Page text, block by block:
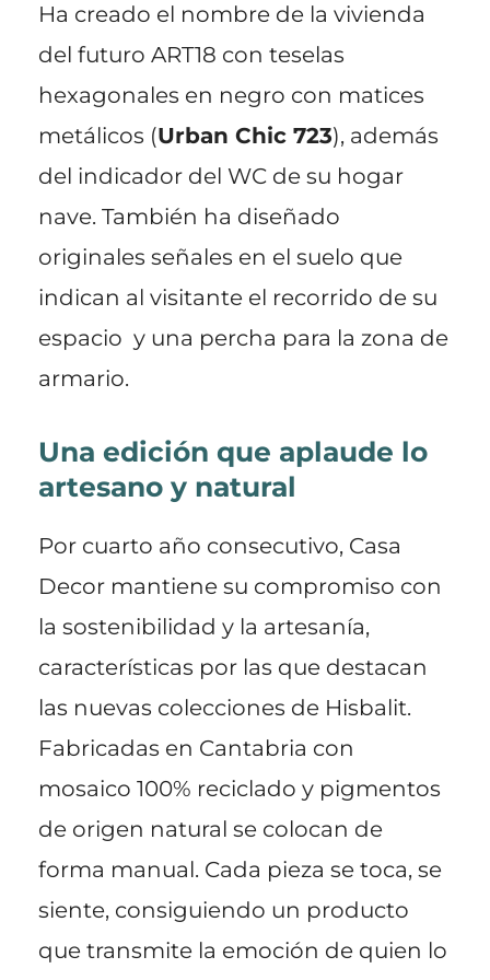
Ha creado el nombre de la vivienda
del futuro ART18 con teselas
hexagonales en negro con matices
metálicos (Urban Chic 723), además
del indicador del WC de su hogar
nave. También ha diseñado
originales señales en el suelo que
indican al visitante el recorrido de su
espacio y una percha para la zona de
armario.
Una edición que aplaude lo
artesano y natural
Por cuarto año consecutivo, Casa
Decor mantiene su compromiso con
la sostenibilidad y la artesanía,
características por las que destacan
las nuevas colecciones de Hisbalit.
Fabricadas en Cantabria con
mosaico 100% reciclado y pigmentos
de origen natural se colocan de
forma manual. Cada pieza se toca, se
siente, consiguiendo un producto
que transmite la emoción de quien lo